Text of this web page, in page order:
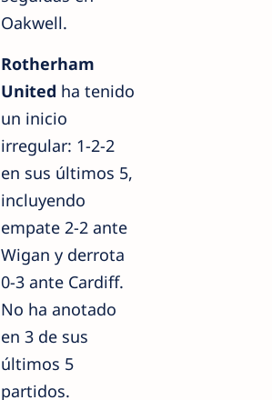
Oakwell.
Rotherham
United ha tenido
un inicio
irregular: 1-2-2
en sus últimos 5,
incluyendo
empate 2-2 ante
Wigan y derrota
0-3 ante Cardiff.
No ha anotado
en 3 de sus
últimos 5
partidos.